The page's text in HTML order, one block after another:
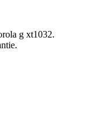
g xt1032.